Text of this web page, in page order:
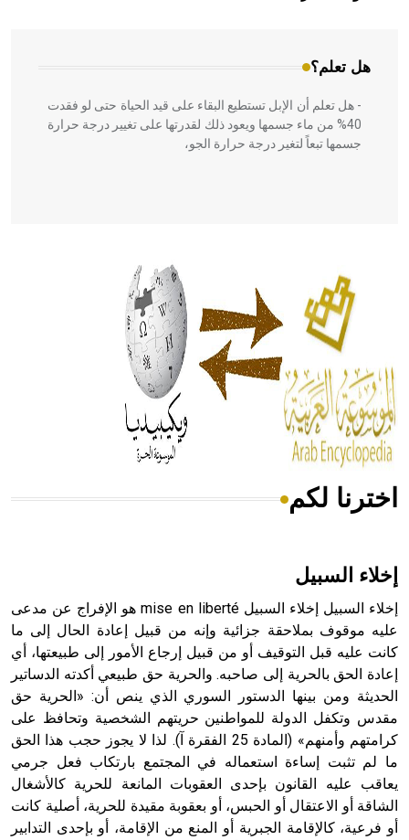
هل تعلم؟
المعمار على بناء مداميكه وخاصة في الواجهات
- هل تعلم أن الإبل تستطيع البقاء على قيد الحياة حتى لو فقدت
40% من ماء جسمها ويعود ذلك لقدرتها على تغيير درجة حرارة
جسمها تبعاً لتغير درجة حرارة الجو،
الحكم، الأدلة، تنظيم التغذية، ورسالته في جروح الرأس. ويعود
له الفضل بأنه حرر الطب من الدين والفلسفة.
- هل تعلم أن المرجان إفراز حيواني يتكون في البحر ويتركب
من مادة كربونات الكلسيوم، وهو أحمر أو شديد الحمرة وهو
أجود أنواعه، ويمتاز بكبر الحجم ويسمى الش
هل تعلم أن الأبسيد كلمة فرنسية اللفظ تم اعتمادها مصطلحاً
- هل تعلم أن أبجر Abgar اسم معروف جيداً يعود إلى عدد من
الملوك الذين حكموا مدينة إديسا (الرها) من أبجر الأول وحتى
التاسع، وهم ينتسبون إلى أسرة أوسروين
- هل تعلم أن الأبجدية الكنعانية تتألف من /22/ علامة كتابية
sign تكتب منفصلة غير متصلة، وتعتمد المبدأ الأكوروفوني،
حيث تقتصر القيمة الصوتية للعلامة الك
اخترنا لكم
إخلاء السبيل
إخلاء السبيل إخلاء السبيل mise en liberté هو الإفراج عن مدعى
عليه موقوف بملاحقة جزائية وإنه من قبيل إعادة الحال إلى ما
كانت عليه قبل التوقيف أو من قبيل إرجاع الأمور إلى طبيعتها، أي
إعادة الحق بالحرية إلى صاحبه. والحرية حق طبيعي أكدته الدساتير
الحديثة ومن بينها الدستور السوري الذي ينص أن: «الحرية حق
مقدس وتكفل الدولة للمواطنين حريتهم الشخصية وتحافظ على
كرامتهم وأمنهم» (المادة 25 الفقرة آ). لذا لا يجوز حجب هذا الحق
ما لم تثبت إساءة استعماله في المجتمع بارتكاب فعل جرمي
يعاقب عليه القانون بإحدى العقوبات المانعة للحرية كالأشغال
الشاقة أو الاعتقال أو الحبس، أو بعقوبة مقيدة للحرية، أصلية كانت
أو فرعية، كالإقامة الجبرية أو المنع من الإقامة، أو بإحدى التدابير